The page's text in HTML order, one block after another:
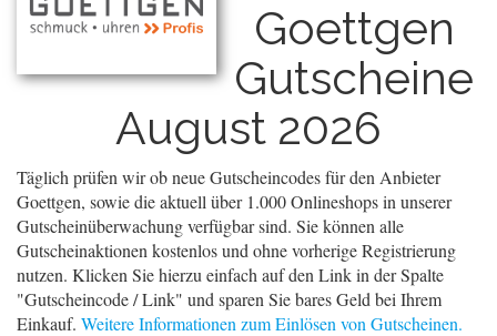
Goettgen
Gutscheine
August 2026
Täglich prüfen wir ob neue Gutscheincodes für den Anbieter
Goettgen, sowie die aktuell über 1.000 Onlineshops in unserer
Gutscheinüberwachung verfügbar sind. Sie können alle
Gutscheinaktionen kostenlos und ohne vorherige Registrierung
nutzen. Klicken Sie hierzu einfach auf den Link in der Spalte
"Gutscheincode / Link" und sparen Sie bares Geld bei Ihrem
Einkauf. Weitere Informationen zum Einlösen von Gutscheinen.